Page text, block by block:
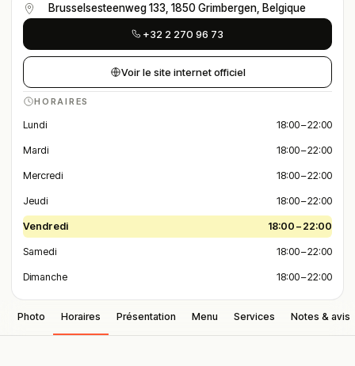
Brusselsesteenweg 133, 1850 Grimbergen, Belgique
+32 2 270 96 73
Voir le site internet officiel
HORAIRES
Lundi 18:00 – 22:00
Mardi 18:00 – 22:00
Mercredi 18:00 – 22:00
Jeudi 18:00 – 22:00
Vendredi 18:00 – 22:00
Samedi 18:00 – 22:00
Dimanche 18:00 – 22:00
Photo Horaires Présentation Menu Services Notes & avis